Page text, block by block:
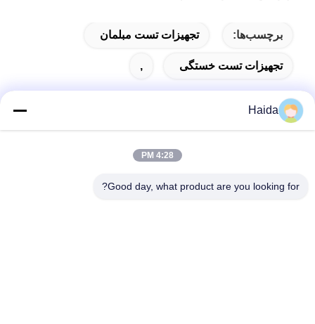
برچسب‌ها: تجهیزات تست مبلمان
تجهیزات تست خستگی ,
آدرس
Haida
4:28 PM
Good day, what product are you looking for?